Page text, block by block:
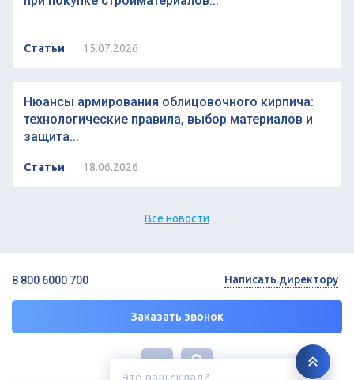
Это ваш склад?
Статьи 15.07.2026
Нюансы армирования облицовочного кирпича:
технологические правила, выбор материалов и
защита...
Статьи 18.06.2026
Все новости
8 800 6000 700
Заказать звонок
Написать директору